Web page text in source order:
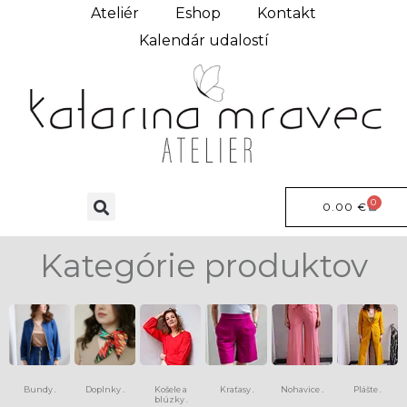
Ateliér Eshop
Kontakt
Kalendár udalostí
0.00 € 0
Kategórie produktov
Bundy Doplnky
Košele a
blúzky
Kraťasy Nohavice Plášte